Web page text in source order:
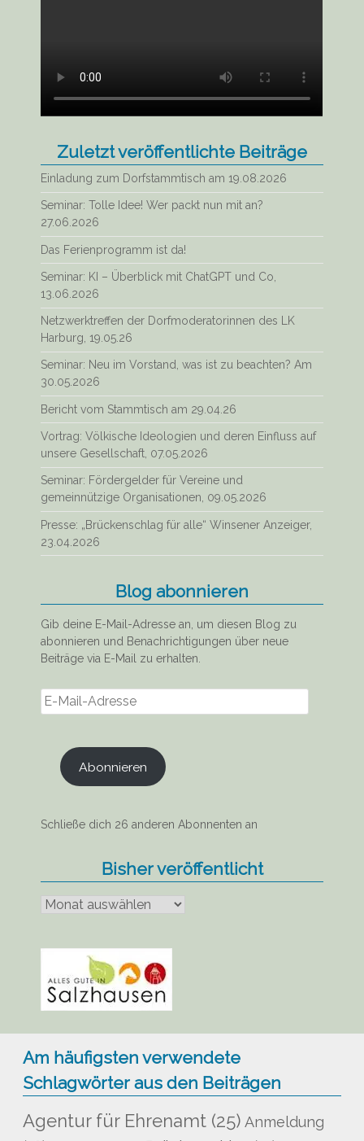
Zuletzt veröffentlichte Beiträge
Einladung zum Dorfstammtisch am 19.08.2026
Seminar: Tolle Idee! Wer packt nun mit an?
27.06.2026
Das Ferienprogramm ist da!
Seminar: KI – Überblick mit ChatGPT und Co,
13.06.2026
Netzwerktreffen der Dorfmoderatorinnen des LK
Harburg, 19.05.26
Seminar: Neu im Vorstand, was ist zu beachten? Am
30.05.2026
Bericht vom Stammtisch am 29.04.26
Vortrag: Völkische Ideologien und deren Einfluss auf
unsere Gesellschaft, 07.05.2026
Seminar: Fördergelder für Vereine und
gemeinnützige Organisationen, 09.05.2026
Presse: „Brückenschlag für alle“ Winsener Anzeiger,
23.04.2026
Blog abonnieren
Gib deine E-Mail-Adresse an, um diesen Blog zu
abonnieren und Benachrichtigungen über neue
Beiträge via E-Mail zu erhalten.
E-
Mail-
Abonnieren
Schließe dich 26 anderen Abonnenten an
Bisher veröffentlicht
veröffentlicht
Am häufigsten verwendete
Schlagwörter aus den Beiträgen
Agentur für Ehrenamt (25) Anmeldung